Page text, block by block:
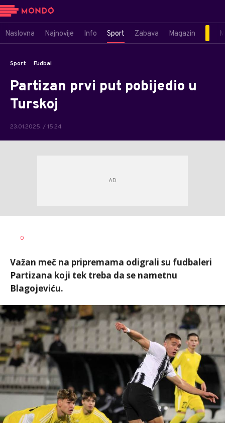
Naslovna Najnovije Info Sport Zabava Magazin
Sport Fudbal
Partizan prvi put pobijedio u
Turskoj
23.01.2025. / 15:24
AUTOR
0
Važan meč na pripremama odigrali su fudbaleri
Partizana koji tek treba da se nametnu
Blagojeviću.